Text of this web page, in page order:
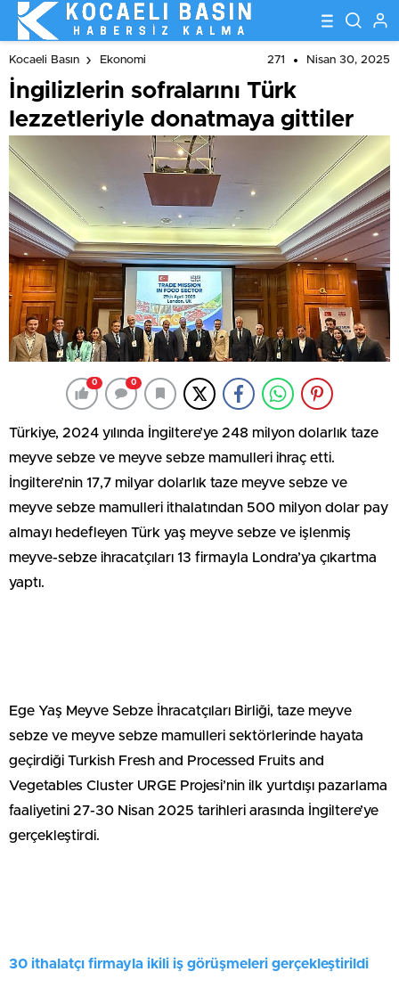
Kocaeli Basın Ekonomi 271 Nisan 30, 2025
İngilizlerin sofralarını Türk
lezzetleriyle donatmaya gittiler
0 0
Türkiye, 2024 yılında İngiltere’ye 248 milyon dolarlık taze
meyve sebze ve meyve sebze mamulleri ihraç etti.
İngiltere’nin 17,7 milyar dolarlık taze meyve sebze ve
meyve sebze mamulleri ithalatından 500 milyon dolar pay
almayı hedefleyen Türk yaş meyve sebze ve işlenmiş
meyve-sebze ihracatçıları 13 firmayla Londra’ya çıkartma
yaptı.
Ege Yaş Meyve Sebze İhracatçıları Birliği, taze meyve
sebze ve meyve sebze mamulleri sektörlerinde hayata
geçirdiği Turkish Fresh and Processed Fruits and
Vegetables Cluster URGE Projesi’nin ilk yurtdışı pazarlama
faaliyetini 27-30 Nisan 2025 tarihleri arasında İngiltere’ye
gerçekleştirdi.
30 ithalatçı firmayla ikili iş görüşmeleri gerçekleştirildi